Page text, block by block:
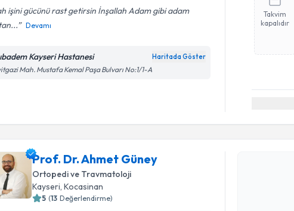
işini gücünü rast getirsin İnşallah Adam gibi adam
Devamı
Kayseri Hastanesi Haritada Göster
Mah. Mustafa Kemal Paşa Bulvarı No:1/1-A
Takvim
kapalıdır
Prof. Dr. Ahmet Güney
Ortopedi ve Travmatoloji
Kayseri , Kocasinan
5 (13 Değerlendirme)
Randevu
Prof. Dr. Ahmet